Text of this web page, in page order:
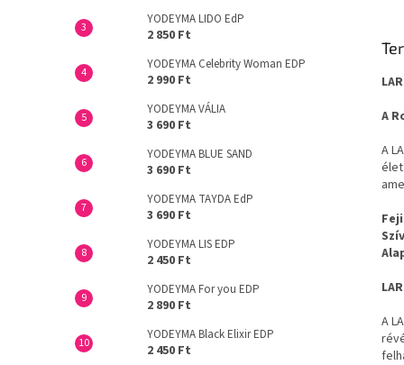
YODEYMA LIDO EdP
2 850 Ft
YODEYMA Celebrity Woman EDP
2 990 Ft
YODEYMA VÁLIA
3 690 Ft
YODEYMA BLUE SAND
3 690 Ft
YODEYMA TAYDA EdP
3 690 Ft
YODEYMA LIS EDP
2 450 Ft
YODEYMA For you EDP
2 890 Ft
YODEYMA Black Elixir EDP
2 450 Ft
A
A
A